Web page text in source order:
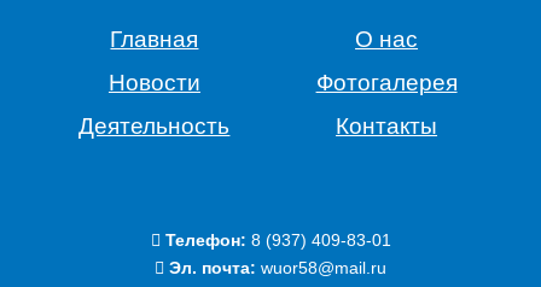
Главная
О нас
Новости
Фотогалерея
Деятельность
Контакты
Телефон: ‭8 (937) 409-83-01‬
Эл. почта: wuor58@mail.ru